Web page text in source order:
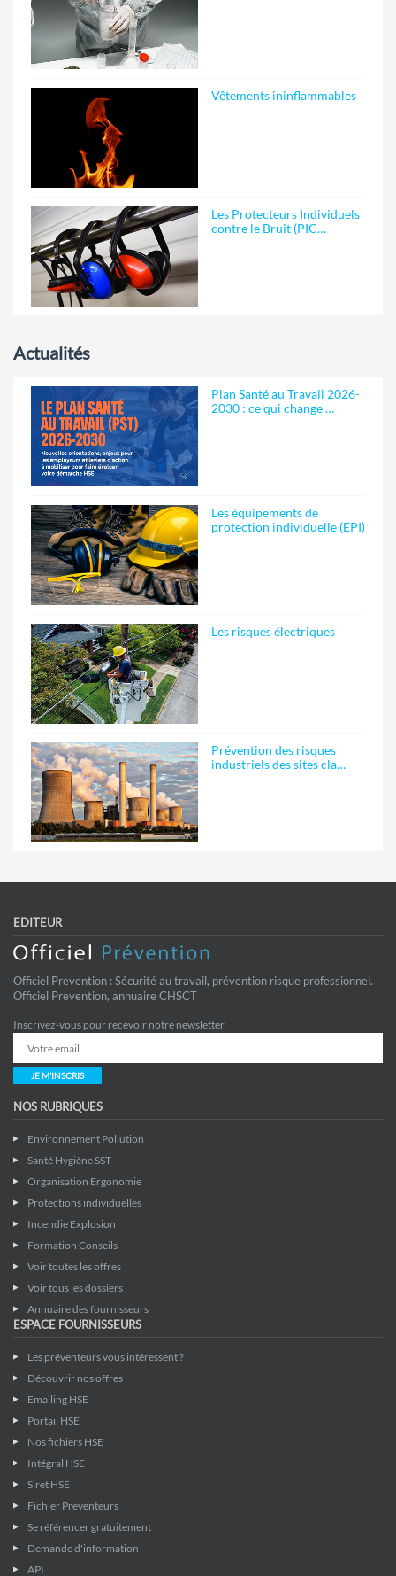
Vêtements ininflammables
Les Protecteurs Individuels
contre le Bruit (PIC…
Actualités
Plan Santé au Travail 2026-
2030 : ce qui change …
Les équipements de
protection individuelle (EPI)
Les risques électriques
Prévention des risques
industriels des sites cla…
EDITEUR
Officiel Prevention : Sécurité au travail, prévention risque professionnel.
Officiel Prevention, annuaire CHSCT
Inscrivez-vous pour recevoir notre newsletter
JE M'INSCRIS
NOS RUBRIQUES
Environnement Pollution
Santé Hygiène SST
Organisation Ergonomie
Protections individuelles
Incendie Explosion
Formation Conseils
Voir toutes les offres
Voir tous les dossiers
Annuaire des fournisseurs
ESPACE FOURNISSEURS
Les préventeurs vous intéressent ?
Découvrir nos offres
Emailing HSE
Portail HSE
Nos fichiers HSE
Intégral HSE
Siret HSE
Fichier Preventeurs
Se référencer gratuitement
Demande d'information
API